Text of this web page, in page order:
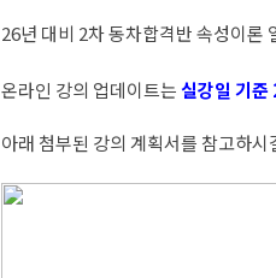
26년 대비 2차 동차합격반 속성이론
온라인 강의 업데이트는 실강일 기
아래 첨부된 강의 계획서를 참고하시